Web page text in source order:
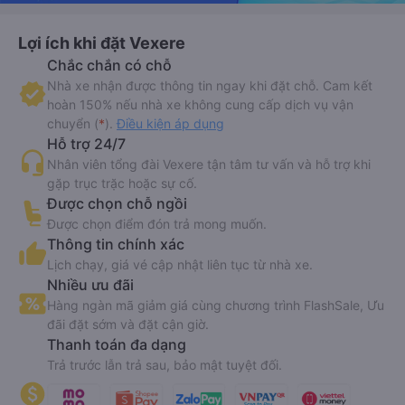
Lợi ích khi đặt Vexere
Chắc chắn có chỗ
Nhà xe nhận được thông tin ngay khi đặt chỗ. Cam kết
hoàn 150% nếu nhà xe không cung cấp dịch vụ vận
chuyển (*). Điều kiện áp dụng
Hỗ trợ 24/7
Nhân viên tổng đài Vexere tận tâm tư vấn và hỗ trợ khi
gặp trục trặc hoặc sự cố.
Được chọn chỗ ngồi
Được chọn điểm đón trả mong muốn.
Thông tin chính xác
Lịch chạy, giá vé cập nhật liên tục từ nhà xe.
Nhiều ưu đãi
Hàng ngàn mã giảm giá cùng chương trình FlashSale, Ưu
đãi đặt sớm và đặt cận giờ.
Thanh toán đa dạng
Trả trước lẫn trả sau, bảo mật tuyệt đối.